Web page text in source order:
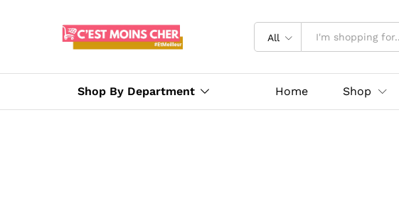
All
Shop By Department Home Shop